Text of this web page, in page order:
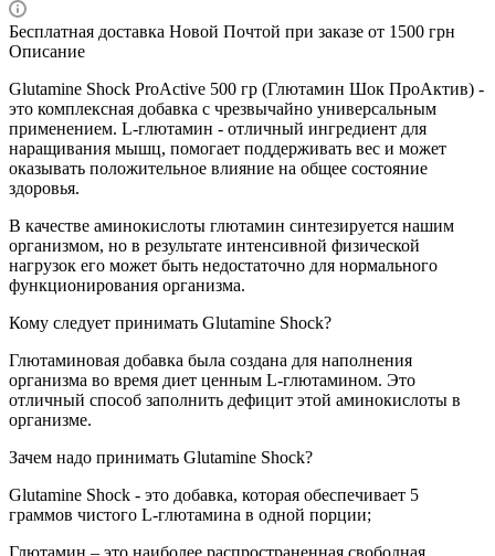
Бесплатная доставка Новой Почтой при заказе от 1500 грн
Описание
Glutamine Shock ProActive 500 гр (Глютамин Шок ПроАктив) -
это комплексная добавка с чрезвычайно универсальным
применением. L-глютамин - отличный ингредиент для
наращивания мышц, помогает поддерживать вес и может
оказывать положительное влияние на общее состояние
здоровья.
В качестве аминокислоты глютамин синтезируется нашим
организмом, но в результате интенсивной физической
нагрузок его может быть недостаточно для нормального
функционирования организма.
Кому следует принимать Glutamine Shock?
Глютаминовая добавка была создана для наполнения
организма во время диет ценным L-глютамином. Это
отличный способ заполнить дефицит этой аминокислоты в
организме.
Зачем надо принимать Glutamine Shock?
Glutamine Shock - это добавка, которая обеспечивает 5
граммов чистого L-глютамина в одной порции;
Глютамин – это наиболее распространенная свободная